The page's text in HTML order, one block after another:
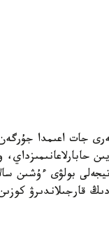
بولۋى ءۇشىن
قارجىلاندىرۋ